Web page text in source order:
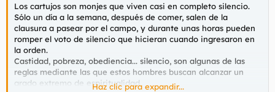
Los cartujos son monjes que viven casi en completo silencio.
Sólo un día a la semana, después de comer, salen de la
clausura a pasear por el campo, y durante unas horas pueden
romper el voto de silencio que hicieran cuando ingresaron en
la orden.
Castidad, pobreza, obediencia... silencio, son algunas de las
reglas mediante las que estos hombres buscan alcanzar un
grado extremo de espiritualidad.Haz clic para expandir...